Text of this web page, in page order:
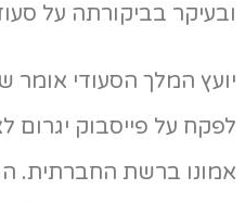
בביקורתה על
המלך הסעודי אומר
על פייסבוק יגרום
ברשת החברתית. הוא